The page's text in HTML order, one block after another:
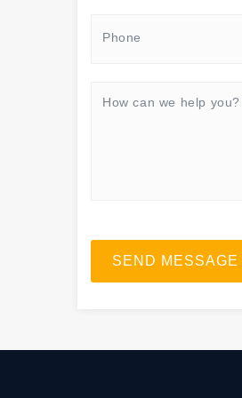
SEND MESSAGE